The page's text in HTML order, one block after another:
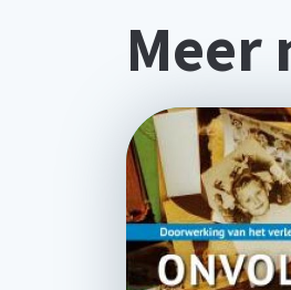
Meer